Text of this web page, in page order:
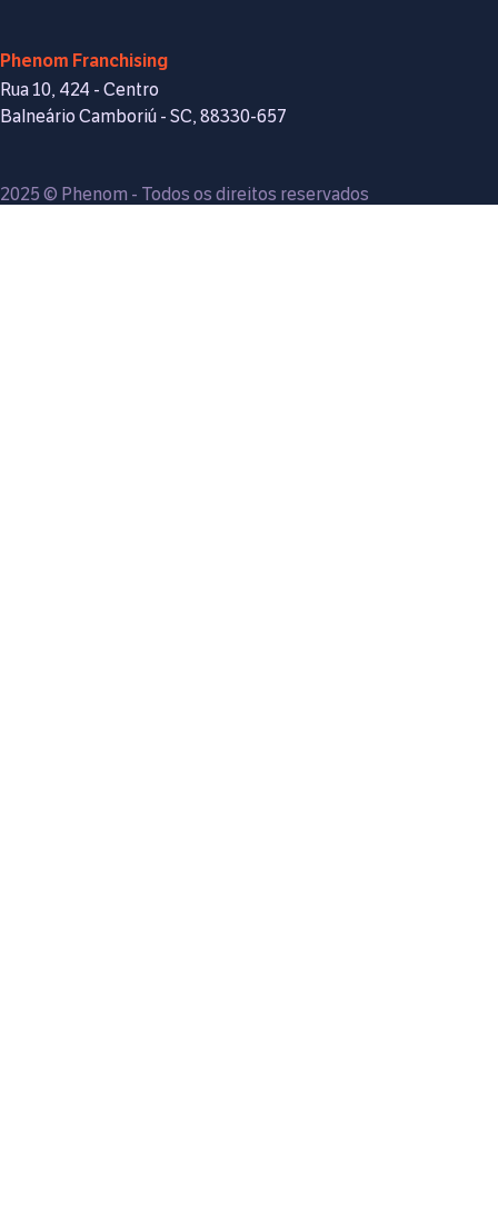
Phenom Franchising
Rua 10, 424 - Centro
Balneário Camboriú - SC, 88330-657
2025 © Phenom - Todos os direitos reservados